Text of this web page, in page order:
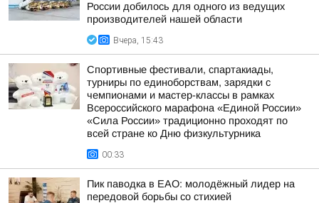
России добилось для одного из ведущих
производителей нашей области
Вчера, 15:43
Спортивные фестивали, спартакиады,
турниры по единоборствам, зарядки с
чемпионами и мастер-классы в рамках
Всероссийского марафона «Единой России»
«Сила России» традиционно проходят по
всей стране ко Дню физкультурника
00:33
Пик паводка в ЕАО: молодёжный лидер на
передовой борьбы со стихией